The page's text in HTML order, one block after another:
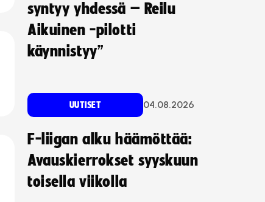
syntyy yhdessä – Reilu
Aikuinen -pilotti
käynnistyy”
UUTISET 04.08.2026
F-liigan alku häämöttää:
Avauskierrokset syyskuun
toisella viikolla